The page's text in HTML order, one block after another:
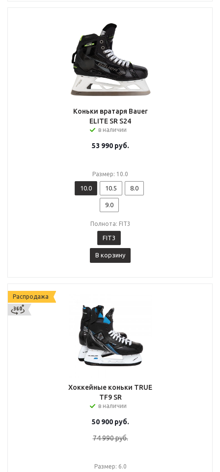
Коньки вратаря Bauer
ELITE SR S24
в наличии
53 990руб.
Размер: 10.0
10.0 10.5 8.0
9.0
Полнота: FIT3
FIT3
В корзину
Распродажа
Хоккейные коньки TRUE
TF9 SR
в наличии
50 900руб.
74 990руб.
Размер: 6.0